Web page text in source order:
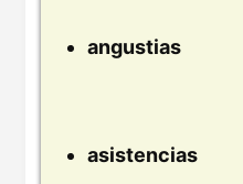
angustias
asistencias